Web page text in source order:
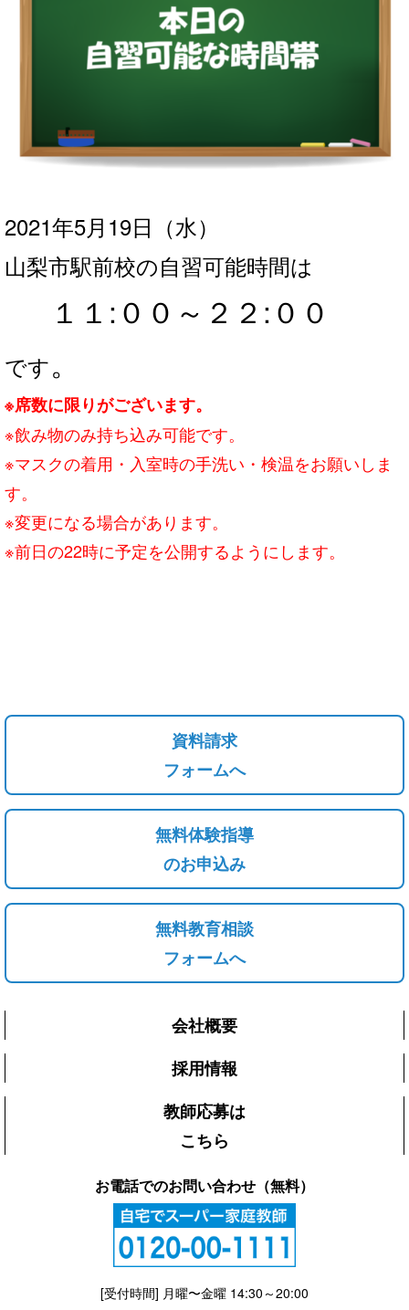
2021年5月19日（水）
山梨市駅前校の自習可能時間は
１１ :００～２２:０ ０
です。
※席数に限りがございます。
※飲み物のみ持ち込み可能です。
※マスクの着用・入室時の手洗い・検温をお願いしま
す。
※変更になる場合があります。
※前日の22時に予定を公開するようにします。
資料請求
フォームへ
無料体験指導
のお申込み
無料教育相談
フォームへ
会社概要
採用情報
教師応募は
こちら
お電話でのお問い合わせ（無料）
[受付時間] 月曜〜金曜 14:30～20:00